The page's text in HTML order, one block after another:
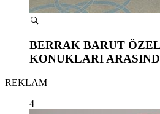
BERRAK BARUT
KONUKLARI
REKLAM
4